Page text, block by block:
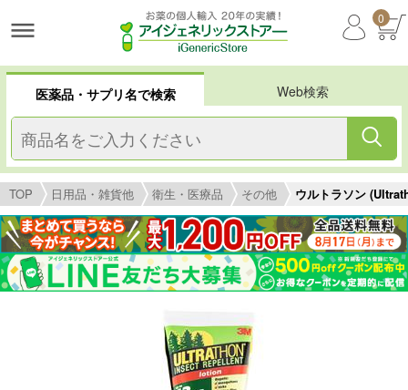
0
医薬品・サプリ名で検索 Web検索
TOP 日用品・雑貨他 衛生・医療品 その他 ウルトラソン